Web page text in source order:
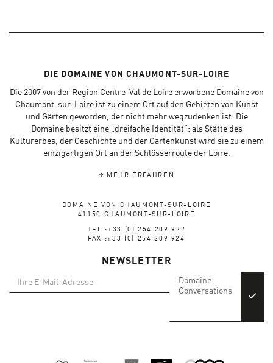
DIE DOMAINE VON CHAUMONT-SUR-LOIRE
Die 2007 von der Region Centre-Val de Loire erworbene Domaine von
Chaumont-sur-Loire ist zu einem Ort auf den Gebieten von Kunst
und Gärten geworden, der nicht mehr wegzudenken ist. Die
Domaine besitzt eine „dreifache Identität“: als Stätte des
Kulturerbes, der Geschichte und der Gartenkunst wird sie zu einem
einzigartigen Ort an der Schlösserroute der Loire.
MEHR ERFAHREN
DOMAINE VON CHAUMONT-SUR-LOIRE
41150 CHAUMONT-SUR-LOIRE
TEL :+33 (0) 254 209 922
FAX :+33 (0) 254 209 924
NEWSLETTER